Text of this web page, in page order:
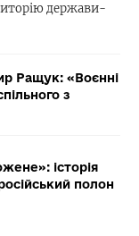
держави-
Ращук: «Воєнні
з
історія
полон